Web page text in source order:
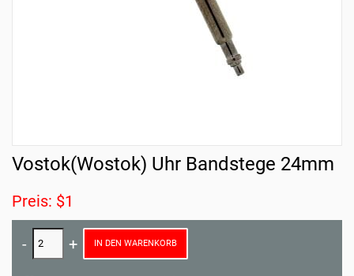
Vostok(Wostok) Uhr Bandstege 24mm
Preis: $1
IN DEN WARENKORB